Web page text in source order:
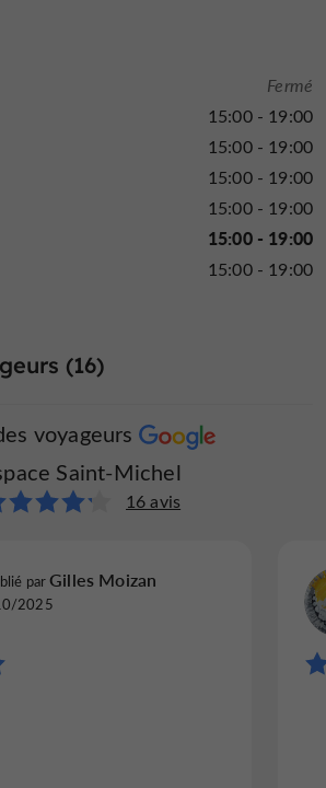
Fermé
15:00 - 19:00
15:00 - 19:00
15:00 - 19:00
15:00 - 19:00
15:00 - 19:00
15:00 - 19:00
(16)
voyageurs
Saint-Michel
16 avis
parGilles Moizan
2025